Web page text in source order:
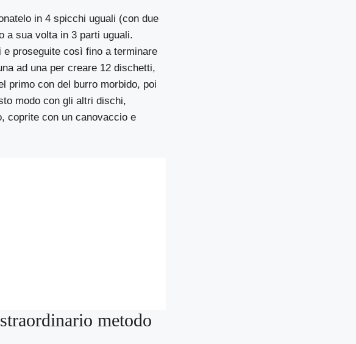
in 4 spicchi uguali (con due
a sua volta in 3 parti uguali.
e proseguite così fino a terminare
ad una per creare 12 dischetti,
primo con del burro morbido, poi
modo con gli altri dischi,
coprite con un canovaccio e
metodo